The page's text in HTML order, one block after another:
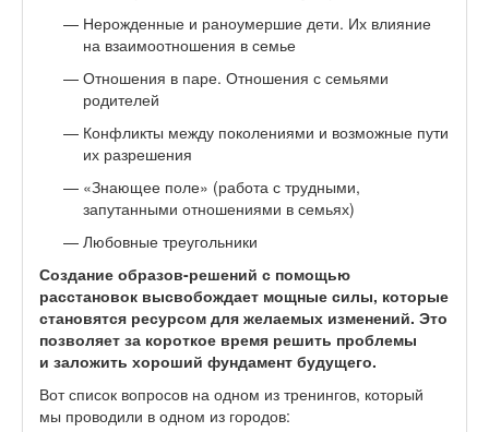
Нерожденные и раноумершие дети. Их влияние
на взаимоотношения в семье
Отношения в паре. Отношения с семьями
родителей
Конфликты между поколениями и возможные пути
их разрешения
«Знающее поле» (работа с трудными,
запутанными отношениями в семьях)
Любовные треугольники
Создание образов-решений с помощью
расстановок высвобождает мощные силы, которые
становятся ресурсом для желаемых изменений. Это
позволяет за короткое время решить проблемы
и заложить хороший фундамент будущего.
Вот список вопросов на одном из тренингов, который
мы проводили в одном из городов: